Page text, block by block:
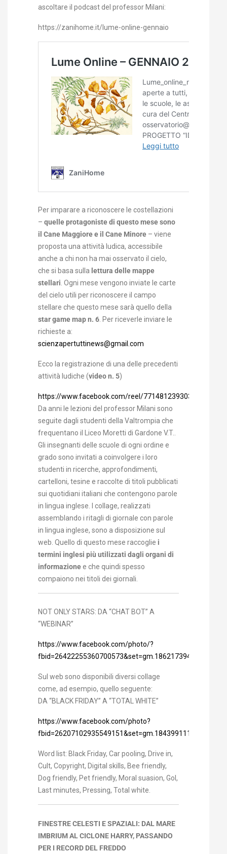
ascoltare il podcast del professor Milani:
https://zanihome.it/lume-online-gennaio
Per imparare a riconoscere le costellazioni
– quelle protagoniste di questo mese sono
il Cane Maggiore e il Cane Minore – viene
proposta una attività ludica, accessibile
anche a chi non ha mai osservato il cielo,
che si basa sulla lettura delle mappe
stellari . Ogni mese vengono inviate le carte
del cielo utili per riconoscere il campo
stellare che questo mese sarà quello della
star game map n. 6 . Per riceverle inviare le
richieste a:
scienzapertuttinews@gmail.com
Ecco la registrazione di una delle precedenti
attività ludiche (video n. 5)
https://www.facebook.com/reel/771481239303113
Da anni le lezioni del professor Milani sono
seguite dagli studenti della Valtrompia che
frequentano il Liceo Moretti di Gardone V.T..
Gli insegnanti delle scuole di ogni ordine e
grado sono invitati a coinvolgere i loro
studenti in ricerche, approfondimenti,
cartelloni, tesine e raccolte di titoli pubblicati
sui quotidiani italiani che contengono parole
in lingua inglese. I collage, realizzati
assemblando i ritagli di giornale con parole
in lingua inglese, sono a disposizione sul
web. Quello di questo mese raccoglie i
termini inglesi più utilizzati dagli organi di
informazionee che quindi spesso
compaiono nei titoli dei giornali.
NOT ONLY STARS: DA “CHAT BOT” A
“WEBINAR”
https://www.facebook.com/photo/?
Sul web sono disponibili diversi collage
come, ad esempio, quello seguente:
DA “BLACK FRIDAY” A “TOTAL WHITE”
https://www.facebook.com/photo?
Word list: Black Friday, Car pooling, Drive in,
Cult, Copyright, Digital skills, Bee friendly,
Dog friendly, Pet friendly, Moral suasion, Gol,
Last minutes, Pressing, Total white.
FINESTRE CELESTI E SPAZIALI: DAL MARE
IMBRIUM AL CICLONE HARRY, PASSANDO
PER I RECORD DEL FREDDO